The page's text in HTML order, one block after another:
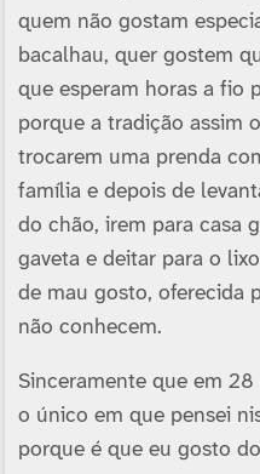
quem não gostam
bacalhau, quer gostem
que esperam horas a fio
porque a tradição assim
trocarem uma prenda
família e depois de
do chão, irem para casa
gaveta e deitar para o
de mau gosto, oferecida
não conhecem.
Sinceramente que em
o único em que pensei
porque é que eu gosto